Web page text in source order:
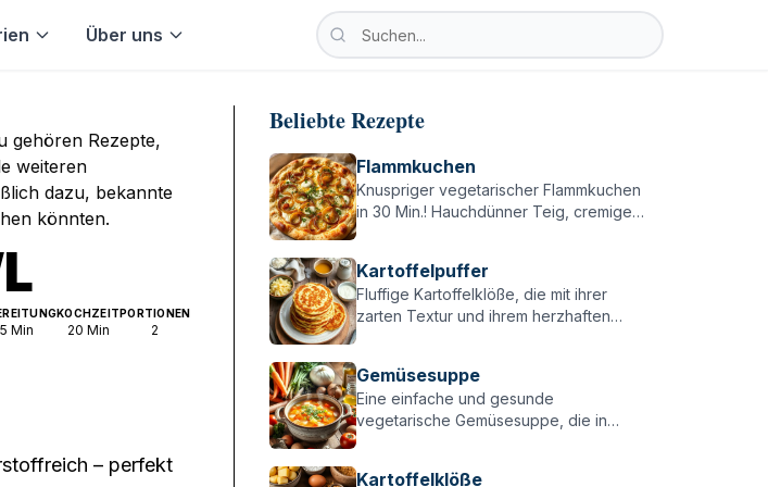
Über uns
Nach vegetarischen Rezepten suchen
gehören Rezepte,
weiteren
dazu, bekannte
könnten.
Min
KOCHZEIT
20 Min
PORTIONEN
2
– perfekt
Beliebte Rezepte
Flammkuchen
Knuspriger vegetarischer Flammkuchen
in 30 Min.! Hauchdünner Teig, cremige
Fans!
Kartoffelpuffer
Fluffige Kartoffelklöße, die mit ihrer
zarten Textur und ihrem herzhaften
pur!
Gemüsesuppe
Eine einfache und gesunde
vegetarische Gemüsesuppe, die in
Kartoffelklöße